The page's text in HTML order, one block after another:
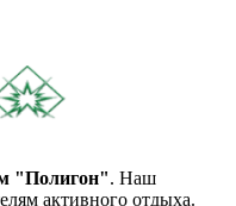
"Полигон". Наш
активного отдыха.